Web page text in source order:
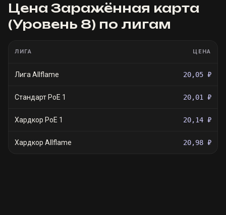
Цена Заражённая карта
(Уровень 8) по лигам
ЛИГА ЦЕНА
Лига Allflame 20,05 ₽
Стандарт PoE 1 20,01 ₽
Хардкор PoE 1 20,14 ₽
Хардкор Allflame 20,98 ₽